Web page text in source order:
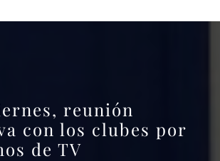
reunión
con los clubes por
de TV